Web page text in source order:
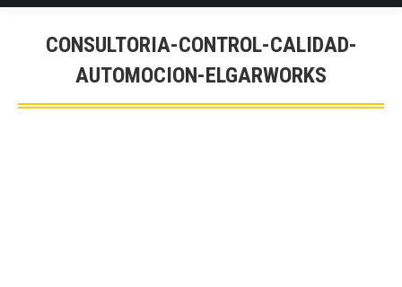
CONSULTORIA-CONTROL-CALIDAD-
AUTOMOCION-ELGARWORKS
You are here: